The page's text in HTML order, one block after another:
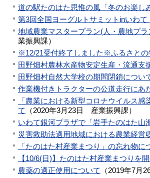
道の駅たのはた思惟の風「冬のお楽し
第3回全国ヨーグルトサミットinいわ
地域農業マスタープラン(人・農地プ
業振興課）
※12/21受付終了しました※ふるさと
田野畑村農林水産物安定生産・流通支
田野畑村自然大学校の期間閉鎖につい
作業機付きトラクターの公道走行にあ
「農業における新型コロナウイルス
て
（2020年3月23日 産業振興課）
いわて銀河プラザで「岩手たのはた山
災害救助法適用地域における農業経営
「たのはた村産業まつり」の忘れ物に
【10/6(日)】たのはた村産業まつりを
農薬の適正使用について
（2019年7月